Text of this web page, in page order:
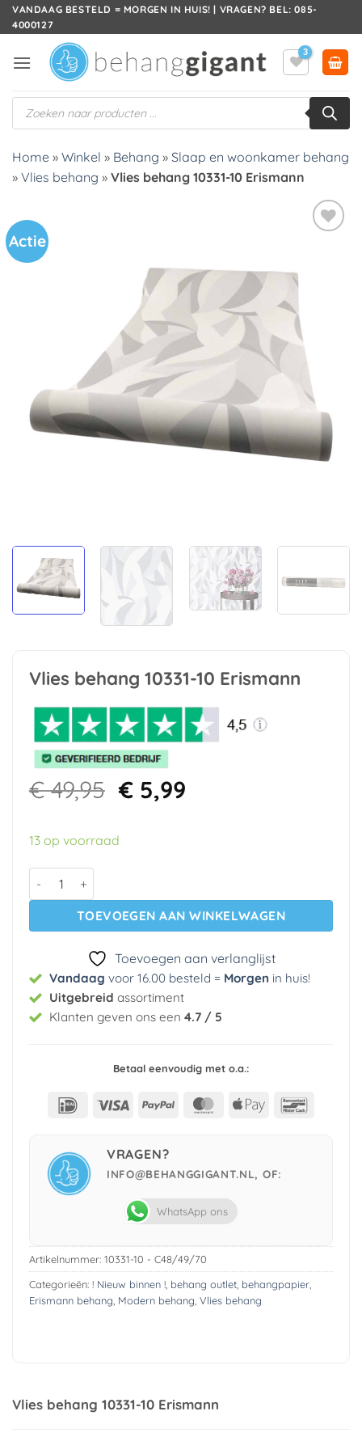
Ga
naar
VANDAAG BESTELD = MORGEN IN HUIS! | VRAGEN? BEL: 085-
4000127
Producten
zoeken
Home » Winkel » Behang » Slaap en woonkamer behang
» Vlies behang » Vlies behang 10331-10 Erismann
Actie
verlanglijst
Vlies behang 10331-10 Erismann
€49,95 Oorspronkelijke
prijs
was:
€5,99Huidige
13 op voorraad
Vlies behang 10331-10 Erismann aantal
TOEVOEGEN AAN WINKELWAGEN
Toevoegen aan verlanglijst
Vandaag voor 16.00 besteld = Morgen in huis!
Uitgebreid assortiment
Klanten geven ons een 4.7 / 5
Betaal eenvoudig met o.a.:
IDeal Visa PayPal MasterCard
Apple
VRAGEN?
INFO@BEHANGGIGANT.NL, OF:
WhatsApp ons
Artikelnummer: 10331-10 - C48/49/70
Categorieën: ! Nieuw binnen !, behang outlet, behangpapier,
Erismann behang Modern behang Vlies behang
Vlies behang 10331-10 Erismann